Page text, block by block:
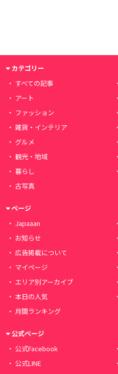
カテゴリー
すべての記事
アート
ファッション
雑貨・インテリア
グルメ
観光・地域
暮らし
古写真
ページ
Japaaan
お知らせ
広告掲載について
マイページ
エリア別アーカイブ
本日の人気
月間ランキング
公式ページ
公式Facebook
公式LINE